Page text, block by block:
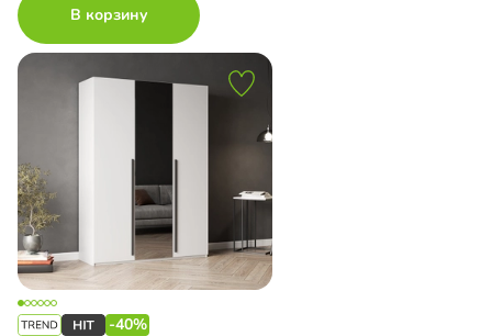
В корзину
-40%